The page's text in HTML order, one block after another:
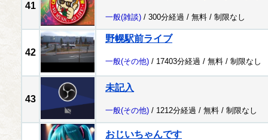
41
一般(雑談) / 300分経過 / 無料 / 制限なし
42
野幌駅前ライブ
一般(その他) / 17403分経過 / 無料 / 制限なし
43
未記入
一般(その他) / 1212分経過 / 無料 / 制限なし
おじいちゃんです